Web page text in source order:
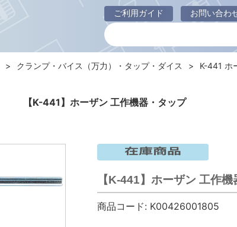
ご利用ガイド お問い合わ
【K-441】ホーザン 工作機器・タップ
クランプ・バイス（万力）・タップ・ダイス K-441 ホ
【K-441】ホーザン 工作
商品コード: K00426001805